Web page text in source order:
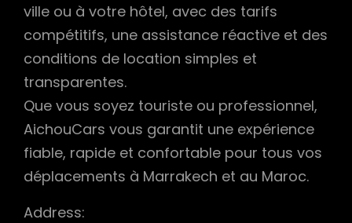
ville ou à votre hôtel, avec des tarifs
compétitifs, une assistance réactive et des
conditions de location simples et
transparentes.
Que vous soyez touriste ou professionnel,
AichouCars vous garantit une expérience
fiable, rapide et confortable pour tous vos
déplacements à Marrakech et au Maroc.
Address: